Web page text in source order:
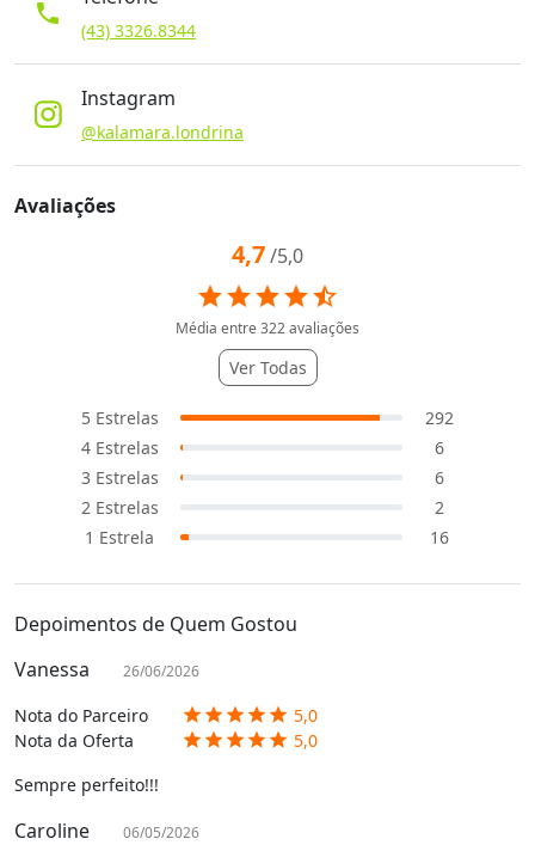
phone
(43) 3326.8344
Instagram
@kalamara.londrina
Avaliações
4,7/5,0
starstarstarstarstar_half
Média entre 322avaliações
Ver Todas
5 Estrelas
292
4 Estrelas
6
3 Estrelas
6
2 Estrelas
2
1 Estrela 16
Depoimentos de Quem Gostou
Vanessa
26/06/2026
Nota do Parceiro star star star star star 5,0
Nota da Oferta
star star star star star 5,0
Sempre perfeito!!!
Caroline 06/05/2026